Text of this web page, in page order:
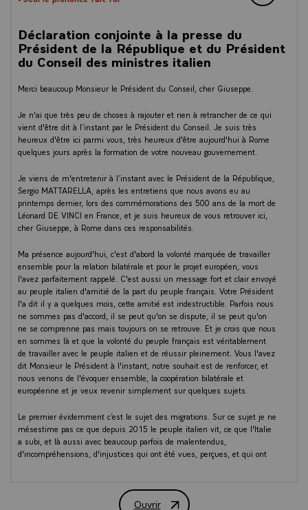
Déclaration conjointe à la presse du
Président de la République et du Président
du Conseil des ministres italien
Merci beaucoup Monsieur le Président du Conseil, cher Giuseppe.
Je n'ai que très peu de choses à rajouter et rien à retrancher de ce qui
vient d'être dit à l’instant par le Président du Conseil. Je suis très
heureux d'être ici parmi vous, très heureux d'être aujourd'hui à Rome
quelques jours après la formation de votre nouveau gouvernement.
Je viens de m'entretenir à l’instant avec le Président de la République,
Sergio MATTARELLA, après les entretiens que nous avons eu au
printemps dernier, lors des commémorations des 500 ans de la mort de
Léonard DE VINCI en France, et je suis heureux de vous retrouver ici,
cher Giuseppe, à Rome dans ces responsabilités.
Ma présence aujourd'hui, c'est d'abord la volonté marquée de travailler
ensemble pour la relation bilatérale et pour le projet européen, vous
l'avez parfaitement rappelé. C'est aussi un message fort et clair envoyé
au peuple italien d'amitié de la part du peuple français. Votre Président
l'a dit il y a quelques mois, cette amitié est indestructible. Parfois nous
ne sommes pas d'accord, il se peut qu'on se dispute, il se peut qu'on
ne se comprenne pas mais toujours on se retrouve. Et je crois que nous
en sommes là et que la volonté du peuple français est véritablement
de travailler avec le peuple italien et de réussir pleinement. Vous l'avez
dit Monsieur le Président à l'instant, notre souhait est de renforcer, et
nous venons de l'évoquer ensemble, la coopération bilatérale et
européenne et je veux revenir simplement sur quelques sujets.
Le premier évidemment c’est le sujet des migrations. Sur ce sujet je ne
mésestime pas ce que depuis 2015 le peuple italien vit, ce que l'Italie
a subi, et là aussi avec beaucoup parfois de malentendus,
d'incompréhensions, d'injustices qui ont été vues, perçues, et qui ont
nationaliste mais la construction de solutions et de coopérations
européennes réelles et efficaces. Ouvrir